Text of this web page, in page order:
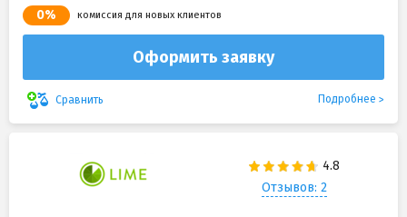
0% комиссия для новых клиентов
Оформить заявку
Сравнить Подробнее
Отзывов: 2